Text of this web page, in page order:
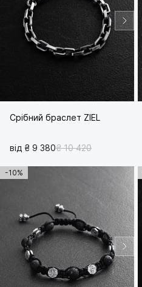
Срібний браслет ZIEL
від ₴ 9 380₴ 10 420
-10%